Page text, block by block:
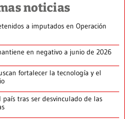
noticias
a imputados en Operación
en negativo a junio de 2026
fortalecer la tecnología y el
país tras ser desvinculado de las